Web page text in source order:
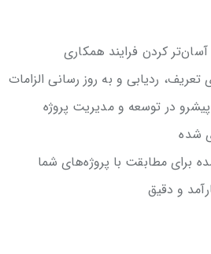
کردن فرایند همکاری
ردیابی و به روز رسانی الزامات
در توسعه و مدیریت پروژه
برای مطابقت با پروژه‌های شما
و دقیق